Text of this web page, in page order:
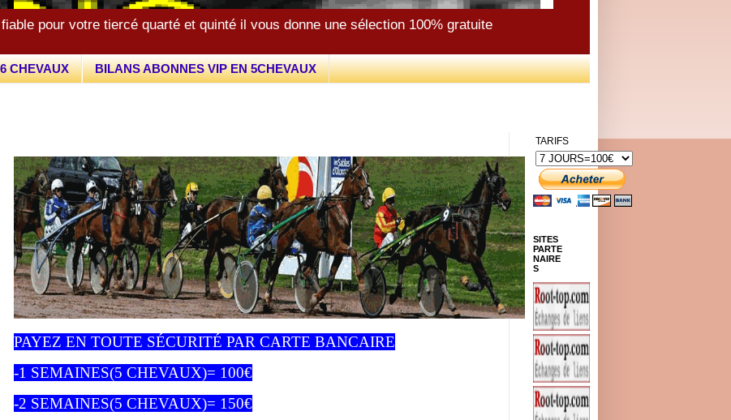
pour votre tiercé quarté et quinté il vous donne une sélection 100% gratuite
CHEVAUX BILANS ABONNES VIP EN 5CHEVAUX
PAYEZ EN TOUTE SÉCURITÉ PAR CARTE BANCAIRE
-1 SEMAINES(5 CHEVAUX)= 100€
-2 SEMAINES(5 CHEVAUX)= 150€
TARIFS
SITES
PARTE
NAIRE
S